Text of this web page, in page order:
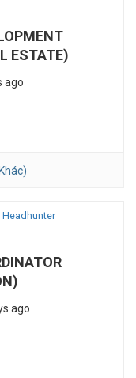
ESTATE)
ago
Headhunter
ago